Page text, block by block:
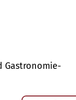
Gastronomie-